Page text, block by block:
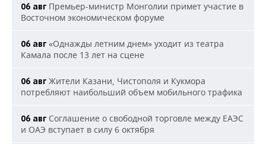
06 авг Премьер-министр Монголии примет участие в
Восточном экономическом форуме
06 авг «Однажды летним днем» уходит из театра
Камала после 13 лет на сцене
06 авг Жители Казани, Чистополя и Кукмора
потребляют наибольший объем мобильного трафика
06 авг Соглашение о свободной торговле между ЕАЭС
и ОАЭ вступает в силу 6 октября